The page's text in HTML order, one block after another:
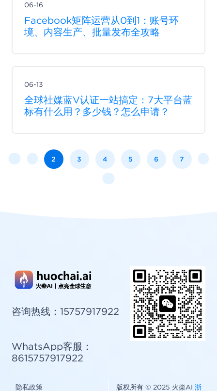
06-16
Facebook矩阵运营从0到1：账号环
境、内容生产、批量发布全攻略
06-13
全球社媒蓝V认证一站搞定：7大平台蓝
标有什么用？多少钱？怎么申请？
2 3 4 5 6 7
咨询热线：15757917922
WhatsApp客服：
8615757917922
隐私政策 版权所有 © 2025 火柴AI 浙
微信客服
扫码添加客服